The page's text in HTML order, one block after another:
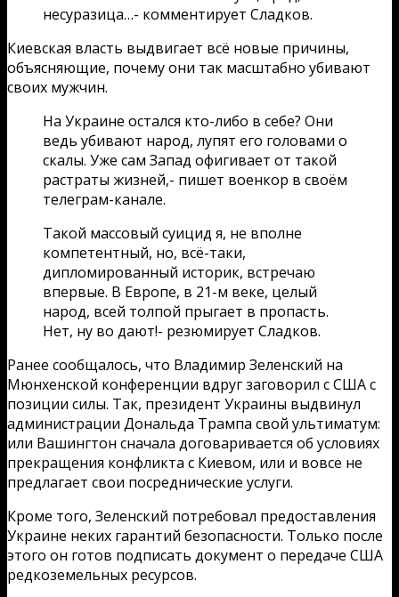
несуразица…- комментирует Сладков.
Киевская власть выдвигает всё новые причины,
объясняющие, почему они так масштабно убивают
своих мужчин.
На Украине остался кто-либо в себе? Они
ведь убивают народ, лупят его головами о
скалы. Уже сам Запад офигивает от такой
растраты жизней,- пишет военкор в своём
телеграм-канале.
Такой массовый суицид я, не вполне
компетентный, но, всё-таки,
дипломированный историк, встречаю
впервые. В Европе, в 21-м веке, целый
народ, всей толпой прыгает в пропасть.
Нет, ну во дают!- резюмирует Сладков.
Ранее сообщалось, что Владимир Зеленский на
Мюнхенской конференции вдруг заговорил с США с
позиции силы. Так, президент Украины выдвинул
администрации Дональда Трампа свой ультиматум:
или Вашингтон сначала договаривается об условиях
прекращения конфликта с Киевом, или и вовсе не
предлагает свои посреднические услуги.
Кроме того, Зеленский потребовал предоставления
Украине неких гарантий безопасности. Только после
этого он готов подписать документ о передаче США
редкоземельных ресурсов.